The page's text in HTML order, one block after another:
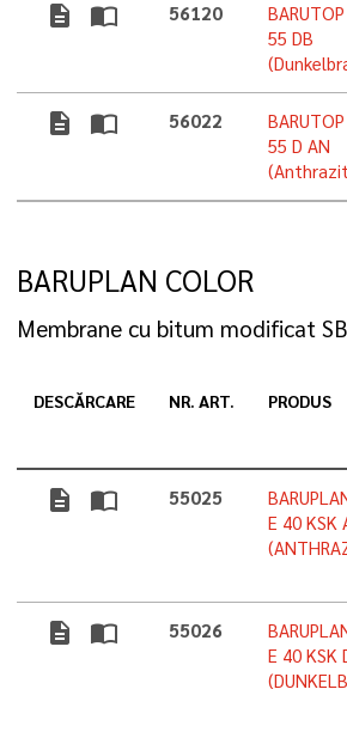
description import_contacts 56120
55 DB
description import_contacts 56022
55 D AN
BARUPLAN COLOR
Membrane cu bitum modificat
DESCĂRCARE NR. ART. PRODUS
description import_contacts 55025
E 40 KSK
description import_contacts 55026
E 40 KSK